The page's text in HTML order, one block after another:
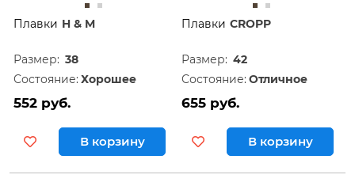
Плавки H & M
Размер: 38
Состояние: Хорошее
552 руб.
В корзину
Плавки CROPP
Размер: 42
Состояние: Отличное
655 руб.
В корзину